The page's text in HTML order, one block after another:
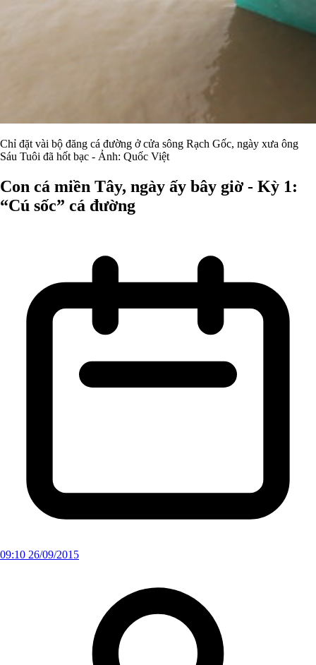
Chỉ đặt vài bộ đăng cá đường ở cửa sông Rạch Gốc, ngày xưa ông
Sáu Tuôi đã hốt bạc - Ảnh: Quốc Việt
Con cá miền Tây, ngày ấy bây giờ - Kỳ 1:
“Cú sốc” cá đường
09:10 26/09/2015